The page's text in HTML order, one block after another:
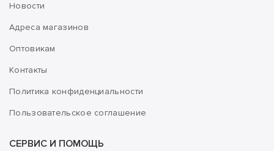
Новости
Адреса магазинов
Оптовикам
Контакты
Политика конфиденциальности
Пользовательское соглашение
СЕРВИС И ПОМОЩЬ